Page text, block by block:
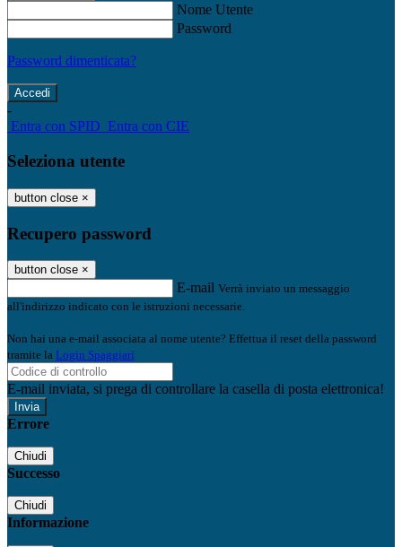
Nome Utente
Password
Password dimenticata?
-
Entra con SPID Entra con CIE
Seleziona utente
button close ×
Recupero password
button close ×
E-mail Verrà inviato un messaggio
all'indirizzo indicato con le istruzioni necessarie.
Non hai una e-mail associata al nome utente? Effettua il reset della password
tramite la Login Spaggiari
E-mail inviata, si prega di controllare la casella di posta elettronica!
Errore
Chiudi
Successo
Chiudi
Informazione